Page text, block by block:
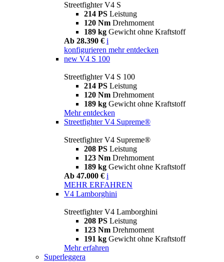
Streetfighter V4 S
214 PS Leistung
120 Nm Drehmoment
189 kg Gewicht ohne Kraftstoff
Ab 28.390 € i
konfigurieren mehr entdecken
new V4 S 100
Streetfighter V4 S 100
214 PS Leistung
120 Nm Drehmoment
189 kg Gewicht ohne Kraftstoff
Mehr entdecken
Streetfighter V4 Supreme®
Streetfighter V4 Supreme®
208 PS Leistung
123 Nm Drehmoment
189 kg Gewicht ohne Kraftstoff
Ab 47.000 € i
MEHR ERFAHREN
V4 Lamborghini
Streetfighter V4 Lamborghini
208 PS Leistung
123 Nm Drehmoment
191 kg Gewicht ohne Kraftstoff
Mehr erfahren
Superleggera